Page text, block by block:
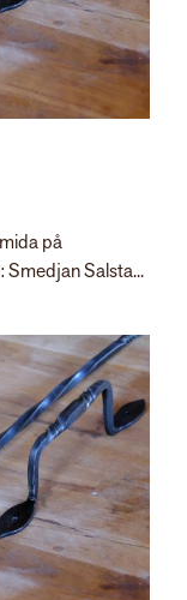
på
Salsta...